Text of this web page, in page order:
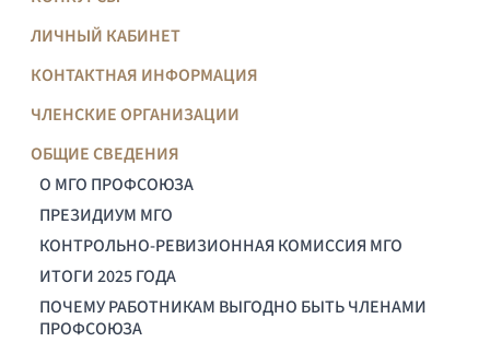
ЛИЧНЫЙ КАБИНЕТ
КОНТАКТНАЯ ИНФОРМАЦИЯ
ЧЛЕНСКИЕ ОРГАНИЗАЦИИ
ОБЩИЕ СВЕДЕНИЯ
О МГО ПРОФСОЮЗА
ПРЕЗИДИУМ МГО
КОНТРОЛЬНО-РЕВИЗИОННАЯ КОМИССИЯ МГО
ИТОГИ 2025 ГОДА
ПОЧЕМУ РАБОТНИКАМ ВЫГОДНО БЫТЬ ЧЛЕНАМИ
ПРОФСОЮЗА